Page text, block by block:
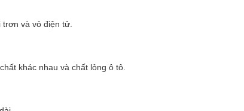
và vỏ điện tử.
khác nhau và chất lỏng ô tô.